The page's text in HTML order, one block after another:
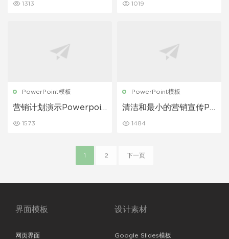
1313 1019
PowerPoint模板
营销计划演示Powerpoin
1573
PowerPoint模板
清洁和最小的营销宣传Po
1484
1 2 下一页
界面模板
网页界面
设计素材
Google Slides模板